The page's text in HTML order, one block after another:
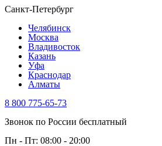
Санкт-Петербург
Челябинск
Москва
Владивосток
Казань
Уфа
Краснодар
Алматы
8 800 775-65-73
Звонок по России бесплатный
Пн - Пт: 08:00 - 20:00